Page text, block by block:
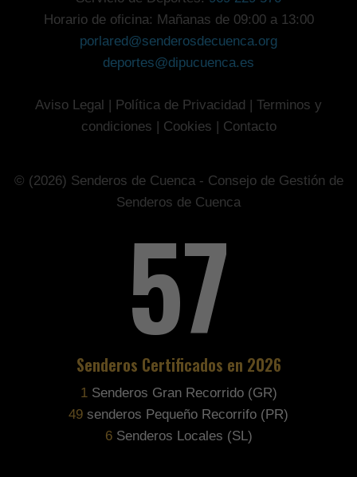
Horario de oficina: Mañanas de 09:00 a 13:00
porlared@senderosdecuenca.org
deportes@dipucuenca.es
Aviso Legal | Política de Privacidad | Terminos y
condiciones | Cookies | Contacto
© (2026) Senderos de Cuenca - Consejo de Gestión de
Senderos de Cuenca
71
Senderos Certificados en 2026
1 Senderos Gran Recorrido (GR)
61 senderos Pequeño Recorrifo (PR)
8Senderos Locales (SL)